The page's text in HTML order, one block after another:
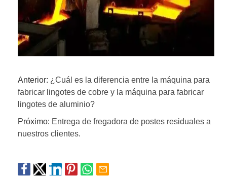
Anterior: ¿Cuál es la diferencia entre la máquina para
fabricar lingotes de cobre y la máquina para fabricar
lingotes de aluminio?
Próximo: Entrega de fregadora de postes residuales a
nuestros clientes.